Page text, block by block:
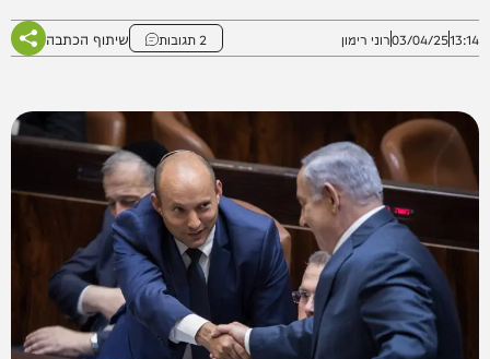
13:14
03/04/25רוני רימון 2 תגובות שיתוף הכתבה